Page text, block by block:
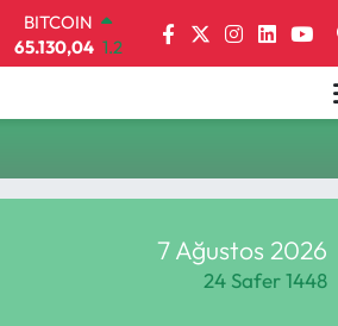
BITCOIN
65.130,04 1.2
DOLAR
EURO
64,4046 0.35
7 Ağustos 2026
24 Safer 1448